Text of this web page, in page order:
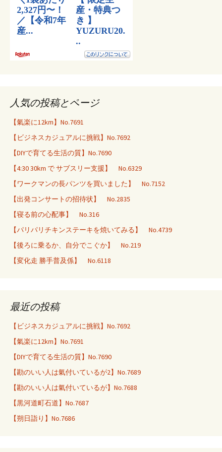
人気の投稿とページ
【氣楽に12km】No.7691
【ビジネスカジュアルに挑戦】No.7692
【DIYで育てる生活の質】No.7690
【4:30 30km で サブスリー支援】 No.6329
【ワークマンの長パンツを買いました】 No.7152
【出発コンサートの招待状】 No.2835
【寝る前の心配事】 No.316
【パリパリチキンステーキを焼いてみる】 No.4739
【後ろに乗るか、自分でこぐか】 No.219
【変化走 勝手普及係】 No.6118
最近の投稿
【ビジネスカジュアルに挑戦】No.7692
【氣楽に12km】No.7691
【DIYで育てる生活の質】No.7690
【勘のいい人は氣付いているが2】No.7689
【勘のいい人は氣付いているが】No.7688
【黒河道町石道】No.7687
【朔日詣り】No.7686